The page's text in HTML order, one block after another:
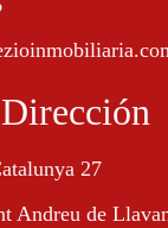
Dirección
27
Andreu de